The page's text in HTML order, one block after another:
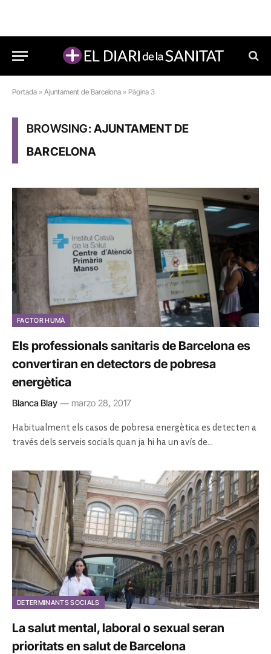
Portada » Ajuntament de Barcelona » Página 3
BROWSING:AJUNTAMENT DE
BARCELONA
FACTOR HUMÀ
Els professionals sanitaris de Barcelona es
convertiran en detectors de pobresa
energètica
Blanca Blay marzo 28, 2017
Habitualment els casos de pobresa energètica es detecten a
través dels serveis socials quan ja hi ha un avís de…
DETERMINANTS SOCIALS
La salut mental, laboral o sexual seran
prioritats en salut de Barcelona